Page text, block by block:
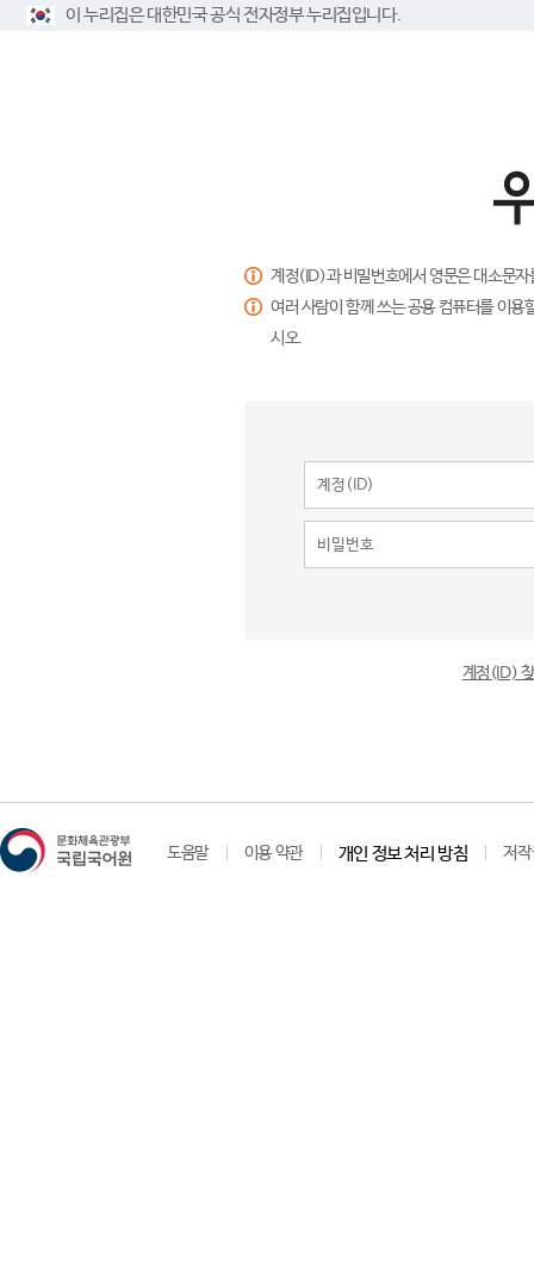
이 누리집은 대한민국 공식 전자정부 누리집입니다.
계정(ID)과 비밀번호에서 영문은 대소문
여러 사람이 함께 쓰는 공용 컴퓨터를 이
시오.
계정(ID)
도움말 이용 약관 개인 정보 처리 방침 저